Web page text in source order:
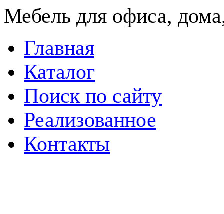
Мебель для офиса,
Главная
Каталог
Поиск по сайту
Реализованное
Контакты